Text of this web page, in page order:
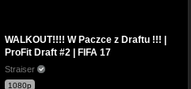
WALKOUT!!!! W Paczce z Draftu !!! |
ProFit Draft #2 | FIFA 17
Straiser
1080p